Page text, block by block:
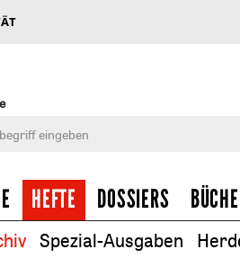
HEFTE DOSSIERS
Spezial-Ausgaben